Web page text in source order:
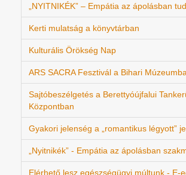
„NYITNIKÉK” – Empátia az ápolásban
Kerti mulatság a könyvtárban
Kulturális Örökség Nap
ARS SACRA Fesztivál a Bihari
Sajtóbeszélgetés a Berettyóújfalui
Központban
Gyakori jelenség a „romantikus légyott”
„Nyitnikék” - Empátia az ápolásban
Elérhető lesz egészségügyi múltunk - E-